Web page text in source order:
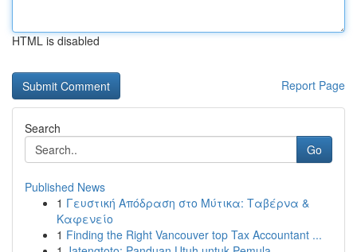
HTML is disabled
Report Page
Search
Go
Published News
1 Γευστική Απόδραση στο Μύτικα: Ταβέρνα &
Καφενείο
1 Finding the Right Vancouver top Tax Accountant ...